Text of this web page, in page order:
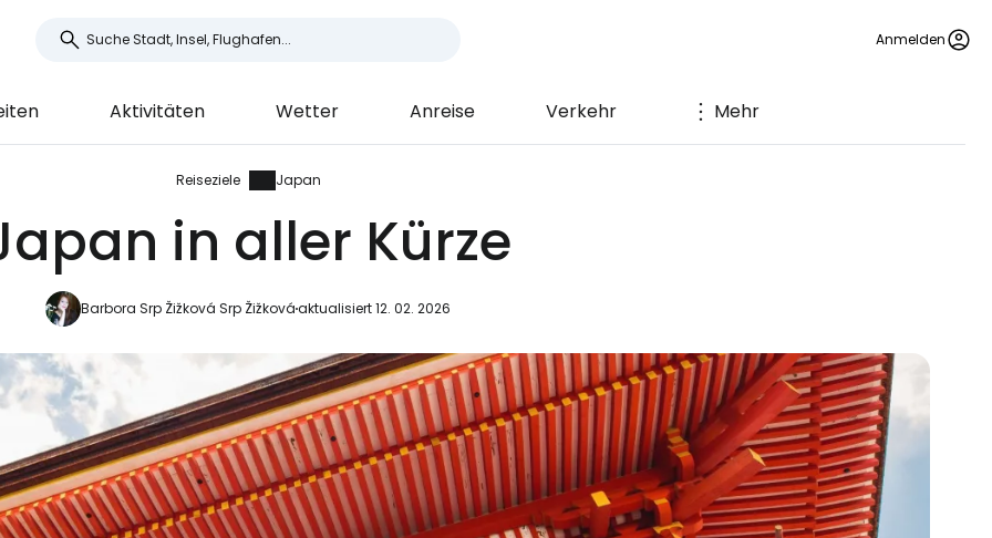
Anmelden
Aktivitäten Wetter Anreise Verkehr Mehr
Reiseziele Japan
in aller Kürze
Barbora Srp Žižková Srp Žižkováaktualisiert 12. 02. 2026